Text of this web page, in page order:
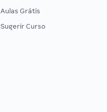
Aulas Grátis
Sugerir Curso